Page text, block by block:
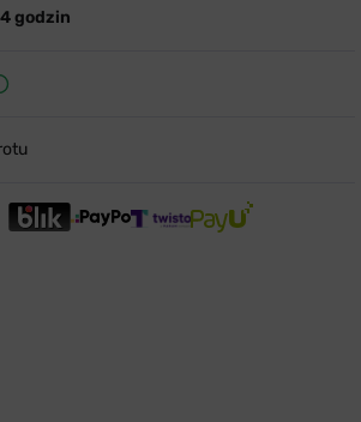
godzin